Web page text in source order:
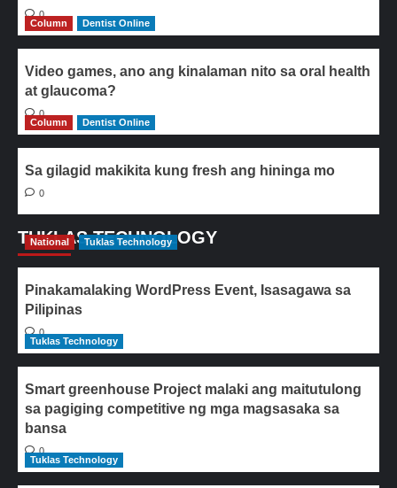
0
Column
Dentist Online
Video games, ano ang kinalaman nito sa oral health
at glaucoma?
0
Column
Dentist Online
Sa gilagid makikita kung fresh ang hininga mo
0
TUKLAS TECHNOLOGY
National Tuklas Technology
Pinakamalaking WordPress Event, Isasagawa sa
Pilipinas
0
Tuklas Technology
Smart greenhouse Project malaki ang maitutulong
sa pagiging competitive ng mga magsasaka sa
bansa
0
Tuklas Technology